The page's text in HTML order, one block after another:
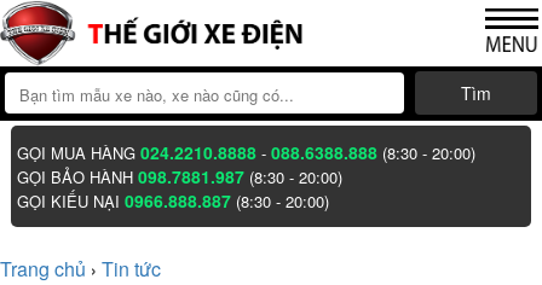
Tìm
GỌI MUA HÀNG024.2210.8888 -088.6388.888 (8:30 - 20:00)
GỌI BẢO HÀNH098.7881.987 (8:30 - 20:00)
GỌI KIẾU NẠI0966.888.887 (8:30 - 20:00)
Trang chủ › Tin tức